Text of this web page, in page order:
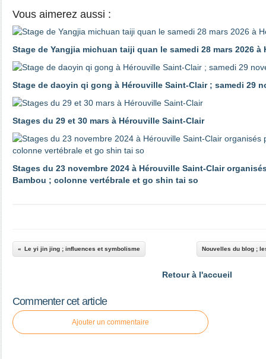
Vous aimerez aussi :
Stage de Yangjia michuan taiji quan le samedi 28 mars 2026 à
Stage de daoyin qi gong à Hérouville Saint-Clair ; samedi 29
Stages du 29 et 30 mars à Hérouville Saint-Clair
Stages du 23 novembre 2024 à Hérouville Saint-Clair
Bambou ; colonne vertébrale et go shin tai so
Le yi jin jing ; influences et symbolisme Nouvelles du blog ;
Retour à l'accueil
Commenter cet article
Ajouter un commentaire